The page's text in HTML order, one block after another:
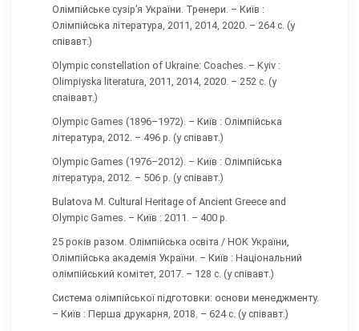
Олімпійське сузір’я України. Тренери. – Київ :
Олімпійська література, 2011, 2014, 2020. – 264 с. (у
співавт.)
Olympic constellation of Ukraine: Coaches. – Kyiv :
Olimpiyska literatura, 2011, 2014, 2020. – 252 с. (у
спаівавт.)
Olympic Games (1896–1972). – Київ : Олімпійська
література, 2012. – 496 р. (у співавт.)
Olympic Games (1976–2012). – Київ : Олімпійська
література, 2012. – 506 р. (у співавт.)
Bulatova M. Cultural Heritage of Ancient Greece and
Olympic Games. – Київ : 2011. – 400 р.
25 років разом. Олімпійська освіта / НОК України,
Олімпійська академія України. – Київ : Національний
олімпійський комітет, 2017. – 128 с. (у співавт.)
Система олімпійської підготовки: основи менеджменту.
– Київ : Перша друкарня, 2018. – 624 с. (у співавт.)